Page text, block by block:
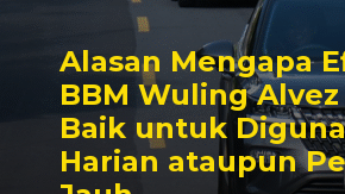
Alasan Mengapa
BBM Wuling
Baik untuk
Harian ataupun